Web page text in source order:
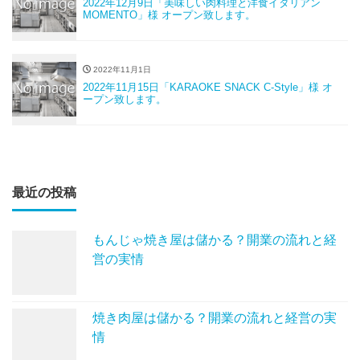
2022年12月9日「美味しい肉料理と洋食イタリアン
MOMENTO」様 オープン致します。
2022年11月1日
2022年11月15日「KARAOKE SNACK C-Style」様 オ
ープン致します。
最近の投稿
もんじゃ焼き屋は儲かる？開業の流れと経
営の実情
焼き肉屋は儲かる？開業の流れと経営の実
情